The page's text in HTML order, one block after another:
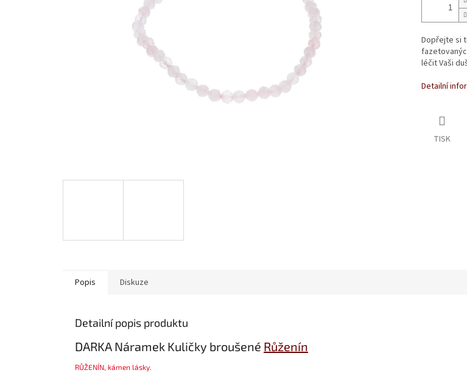
Dopřejte si
léčit Vaši
Detailní
TISK
Popis Diskuze
Detailní popis produktu
DARKA Náramek Kuličky broušené Růženín
RŮŽENÍN , kámen lásky.